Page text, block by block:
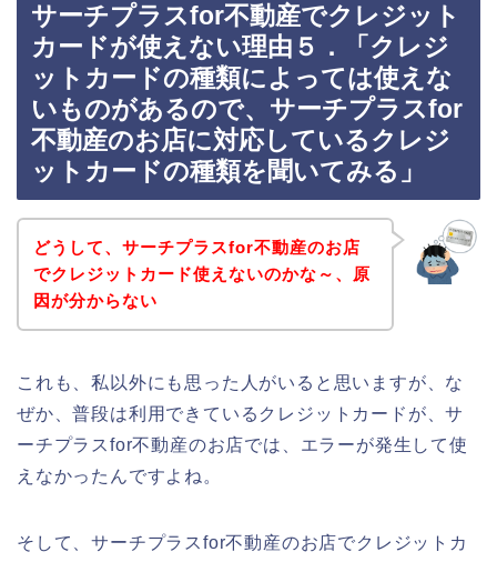
サーチプラスfor不動産でクレジット
カードが使えない理由５．「クレジ
ットカードの種類によっては使えな
いものがあるので、サーチプラスfor
不動産のお店に対応しているクレジ
ットカードの種類を聞いてみる」
どうして、サーチプラスfor不動産のお店
でクレジットカード使えないのかな～、原
因が分からない
これも、私以外にも思った人がいると思いますが、な
ぜか、普段は利用できているクレジットカードが、サ
ーチプラスfor不動産のお店では、エラーが発生して使
えなかったんですよね。
そして、サーチプラスfor不動産のお店でクレジットカ